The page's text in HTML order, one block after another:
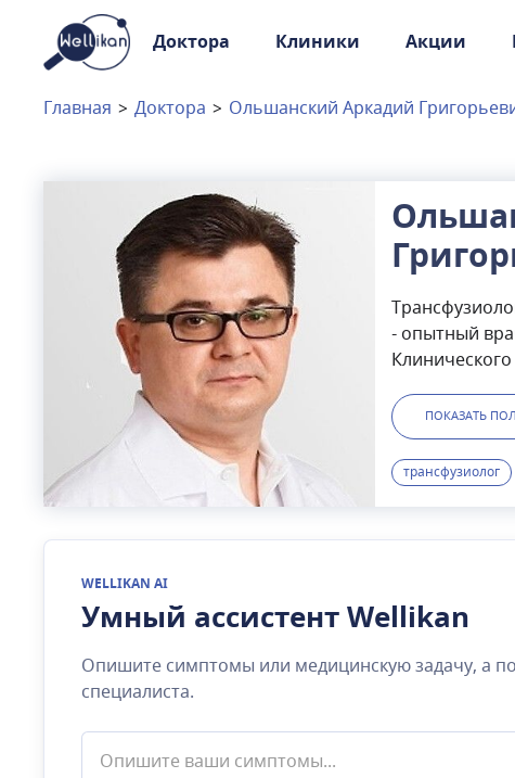
Доктора Клиники Акции
Доктора
Клиники
и Московская область
Связаться с нами
Главная > Доктора > Ольшанский Аркадий
- опытный
навыками
процедур:
терапии для
сердца),
ног,
журналах
ПОКАЗАТЬ
трансфузиолог
WELLIKAN AI
Умный ассистент Wellikan
Опишите симптомы или медицинскую задачу, а
специалиста.